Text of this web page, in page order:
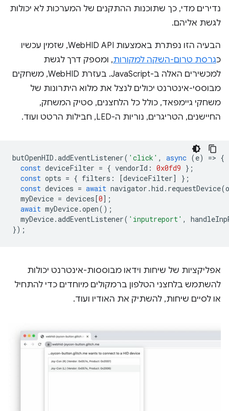
נדירים מדי, כך שתוכנות ההתקנים של המערכות לא יכולות
לגשת אליהם.
הבעיה הזו נפתרת באמצעות WebHID API, שזמין עכשיו
כגרסת טרום-השקה למקורות, ומספק דרך לגשת
למכשירים האלה ב-JavaScript. בעזרת WebHID, משחקים
מבוססי-אינטרנט יכולים לנצל את מלוא היתרונות של
משחקי גיימפאד, כולל כל הלחצנים, סטיק המשחק,
החיישנים, הטריגרים, נוריות ה-LED, חבילות הרטט ועוד.
butOpenHID .addEventListener( 'click' , async (e) => {
const deviceFilter = { vendorId : 0x0fd9 };
const opts = { filters : [deviceFilter]
};
const devices = await navigator .hid . requestDevice(
myDevice = devices[0];
await myDevice.open();
myDevice.addEventListener( 'inputreport' ,
});
אפליקציות של שיחות וידאו מבוססות-אינטרנט יכולות
להשתמש בלחצני הטלפון ברמקולים מיוחדים כדי להתחיל
או לסיים שיחות, להשתיק את האודיו ועוד.